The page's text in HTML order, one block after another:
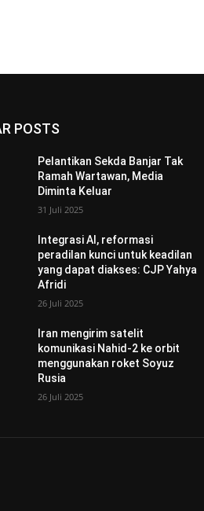
POSTS
Pelantikan Sekda Banjar Tak
Ramah Wartawan, Media
Diminta Keluar
31 Juli 2025
Integrasi AI, reformasi
peradilan kunci untuk keadilan
yang dapat diakses: CJP Yahya
Afridi
26 Juli 2025
Iran mengirim satelit
komunikasi Nahid-2 ke orbit
menggunakan roket Soyuz
Rusia
26 Juli 2025